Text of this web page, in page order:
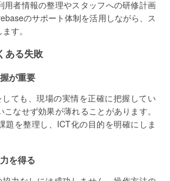
用者情報の整理やスタッフへの研修計画
のサポート体制を活用しながら、ス
す。
ある失敗
が重要
ても、現場の実情を正確に把握してい
なせず効果が薄れることがあります。
題を整理し、ICT化の目的を明確にしま
を得る